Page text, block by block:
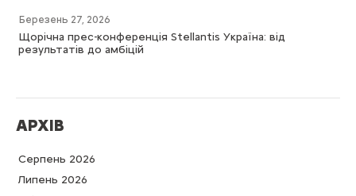
Березень 27, 2026
Щорічна прес-конференція Stellantis Україна: від
результатів до амбіцій
АРХІВ
Серпень 2026
Липень 2026